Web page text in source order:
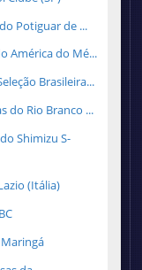
Potiguar de ...
América do Mé...
Brasileira...
do Rio Branco ...
Shimizu S-
(Itália)